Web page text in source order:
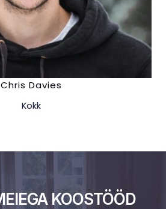
Chris Davies
Kokk
KOOSTÖÖD